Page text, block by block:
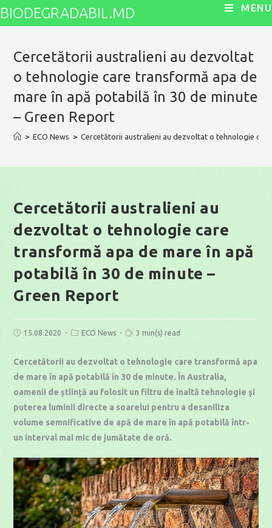
Skip
BIODEGRADABIL.MD MENU
Cercetătorii australieni au dezvoltat
o tehnologie care transformă apa de
mare în apă potabilă în 30 de minute
– Green Report
> ECO News > Cercetătorii australieni au dezvoltat o tehnologie
Cercetătorii australieni au
dezvoltat o tehnologie care
transformă apa de mare în apă
potabilă în 30 de minute –
Green Report
Post15.08.2020
PostECO News
Reading
3 min(s) read
Cercetătorii au dezvoltat o tehnologie care transformă apa
de mare în apă potabilă în 30 de minute. În Australia,
oamenii de știință au folosit un filtru de înaltă tehnologie şi
puterea luminii directe a soarelui pentru a desaniliza
volume semnificative de apă de mare în apă potabilă într-
un interval mai mic de jumătate de oră.